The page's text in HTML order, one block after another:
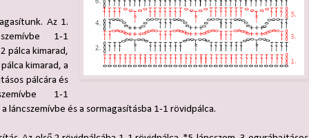
Az 1.
1-1
pálca kimarad,
kimarad, a
pálcára és
1-1
láncszemívbe és a sormagasításba 1-1 rövidpálca.